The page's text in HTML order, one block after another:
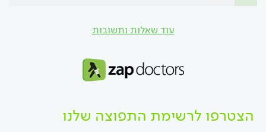
עוד שאלות ותשובות
הצטרפו לרשימת התפוצה שלנו